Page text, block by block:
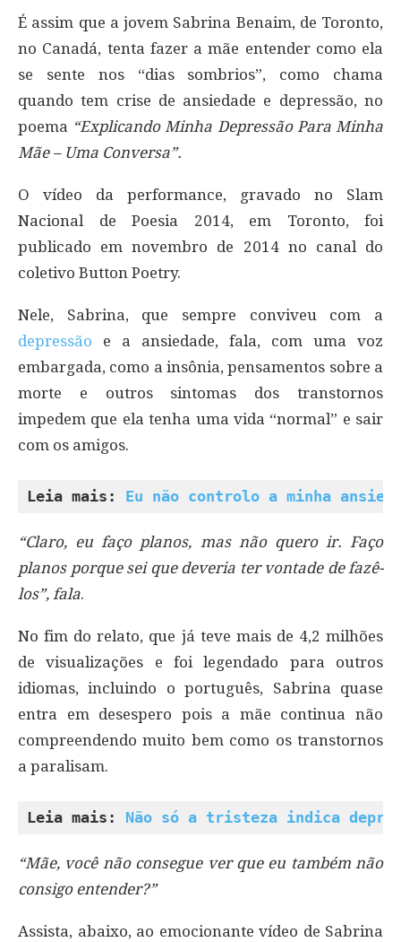
É assim que a jovem Sabrina Benaim, de Toronto,
no Canadá, tenta fazer a mãe entender como ela
se sente nos “dias sombrios”, como chama
quando tem crise de ansiedade e depressão, no
poema “Explicando Minha Depressão Para Minha
Mãe – Uma Conversa”.
O vídeo da performance, gravado no Slam
Nacional de Poesia 2014, em Toronto, foi
publicado em novembro de 2014 no canal do
coletivo Button Poetry.
Nele, Sabrina, que sempre conviveu com a
depressão e a ansiedade, fala, com uma voz
embargada, como a insônia, pensamentos sobre a
morte e outros sintomas dos transtornos
impedem que ela tenha uma vida “normal” e sair
com os amigos.
Leia mais: Eu não controlo a minha
“Claro, eu faço planos, mas não quero ir. Faço
planos porque sei que deveria ter vontade de fazê-
los”, fala.
No fim do relato, que já teve mais de 4,2 milhões
de visualizações e foi legendado para outros
idiomas, incluindo o português, Sabrina quase
entra em desespero pois a mãe continua não
compreendendo muito bem como os transtornos
a paralisam.
Leia mais: Não só a tristeza indica
“Mãe, você não consegue ver que eu também não
consigo entender?”
Assista, abaixo, ao emocionante vídeo de Sabrina